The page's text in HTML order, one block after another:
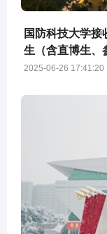
国防科技大学
生（含直博生、
2025-06-26 17:41:20